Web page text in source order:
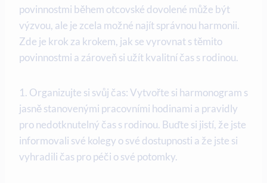
povinnostmi‌ během otcovské dovolené může⁢ být
výzvou,‌ ale je zcela ⁤možné najít správnou ⁤harmonii.
Zde je krok za krokem, jak se vyrovnat​ s těmito
povinnostmi a zároveň ​si⁢ užít kvalitní čas s rodinou.
1. Organizujte si svůj čas: Vytvořte si harmonogram s
jasně stanovenými pracovními hodinami a ‌pravidly
pro nedotknutelný čas s rodinou. Buďte si jistí, že​ jste
informovali své ⁢kolegy o své dostupnosti a že ⁤jste si
vyhradili ‍čas pro péči o⁤ své potomky.